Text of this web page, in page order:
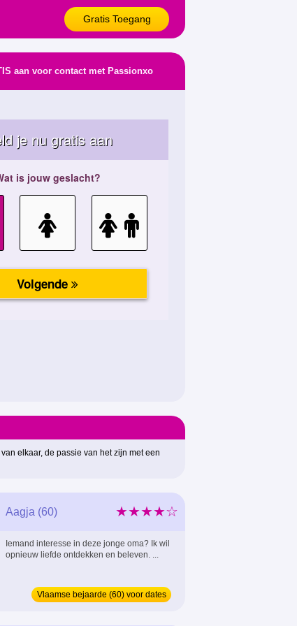
Gratis Toegang
aan voor contact met Passionxo
elkaar, de passie van het zijn met een
★★★★☆
Aagja (60)
Iemand interesse in deze jonge oma? Ik wil
opnieuw liefde ontdekken en beleven. ...
Vlaamse bejaarde (60) voor dates